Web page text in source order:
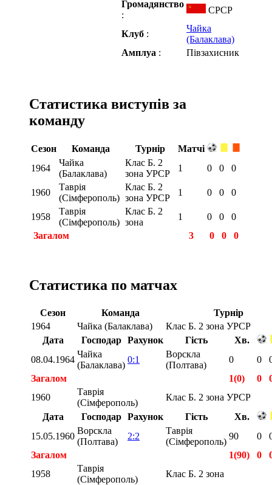
Громадянство
:
СРСР
Клуб :
Чайка
(Балаклава)
Амплуа : Півзахисник
Статистика виступів за
команду
Сезон Команда Турнір
Матчі
1964
Чайка
(Балаклава)
Клас Б. 2
зона УРСР
1 0 0 0
1960
Таврія
(Сімферополь)
Клас Б. 2
зона УРСР
1 0 0 0
1958
Таврія
(Сімферополь)
Клас Б. 2
зона
1 0 0
0
Загалом
3 0 0 0
Статистика по матчах
Сезон Команда
Турнір
1964
Чайка (Балаклава)
Клас Б. 2 зона УРСР
Дата
Господар Рахунок Гість
Хв.
08.04.1964
Чайка
(Балаклава)
0:1
Ворскла
(Полтава)
0 0
Загалом
1(0) 0
1960
Таврія
(Сімферополь)
Клас Б. 2 зона УРСР
Дата
Господар Рахунок Гість
Хв.
15.05.1960
Ворскла
(Полтава)
2:2
Таврія
(Сімферополь)
90 0
Загалом
1(90) 0
1958
Таврія
(Сімферополь)
Клас Б. 2 зона